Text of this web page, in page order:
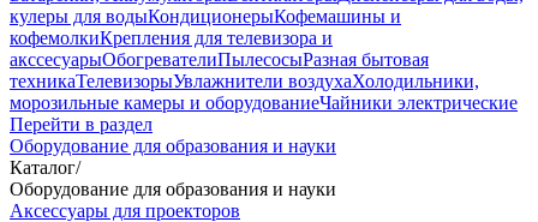
кулеры для водыКондиционерыКофемашины и
кофемолкиКрепления для телевизора и
акссесуарыОбогревателиПылесосыРазная бытовая
техникаТелевизорыУвлажнители воздухаХолодильники,
морозильные камеры и оборудованиеЧайники электрические
Перейти в раздел
Оборудование для образования и науки
Каталог/
Оборудование для образования и науки
Аксессуары для проекторов